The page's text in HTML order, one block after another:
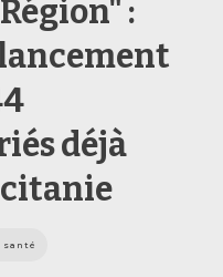
:
déjà
santé